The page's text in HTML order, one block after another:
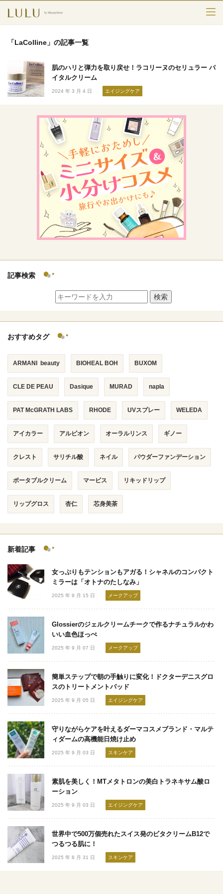
スキンケア
メークアップ
エイジングケア
フレグランス
ボディ＆ヘア
ライフスタイル
検索
「LaColline」の記事一覧
肌のハリと弾力を取り戻せ！ラコリーヌのセリュラー バ
イタルクリーム
2024 年 3 月 4 日 エイジングケア
記事検索
検索
おすすめタグ
ARMANI beauty BIOHEAL BOH BUXOM
CLE DE PEAU Dasique MURAD napla
PAT McGRATH LABS RHODE UVスプレー WELEDA
アイカラー アルビオン オーラルリンス ギノー
クレスト サリチル酸 ネイル パウダーファンデーション
ポータブルクリーム マービス リキッドリップ
リップグロス 杏仁 芯身美茶
新着記事
女っぷりもテンションもアガる！シャネルのコンパクト
ミラーは「オトナのたしなみ」
2025 年 9 月 15 日 メークアップ
Glossierのジェルクリームチークで作るナチュラルかわ
いい血色ほっぺ
2025 年 9 月 07 日 メークアップ
簡単ステップで朝の手触りに変化！ドクターデニスグロ
スのトリートメントパッド
2025 年 9 月 05 日 エイジングケア
守りながらケアを叶えるダーマコスメブランド・マルテ
ィダームの高機能日焼け止め
2025 年 9 月 03 日 スキンケア
素肌を美しく！MTメタトロンの美白トラネキサム酸ロ
ーション
2025 年 9 月 03 日 エイジングケア
世界中で500万個売れたスイス発のビタクリームB12で
つるつる肌に！
2025 年 8 月 31 日 スキンケア